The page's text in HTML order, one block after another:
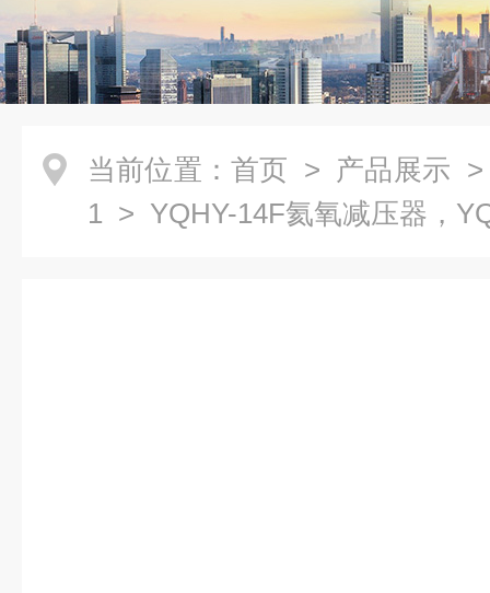
当前位置： 首页 > 产品展示
1 > YQHY-14F氦氧减压器，